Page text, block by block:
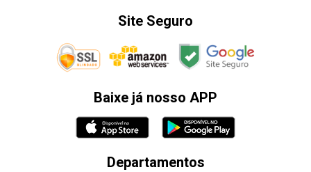
Site Seguro
Baixe já nosso APP
Departamentos